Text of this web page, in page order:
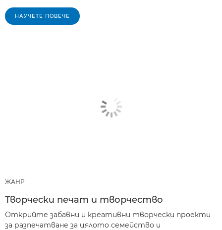
НАУЧЕТЕ ПОВЕЧЕ
ЖАНР
Творчески печат и творчество
Открийте забавни и креативни творчески проекти
за разпечатване за цялото семейство и